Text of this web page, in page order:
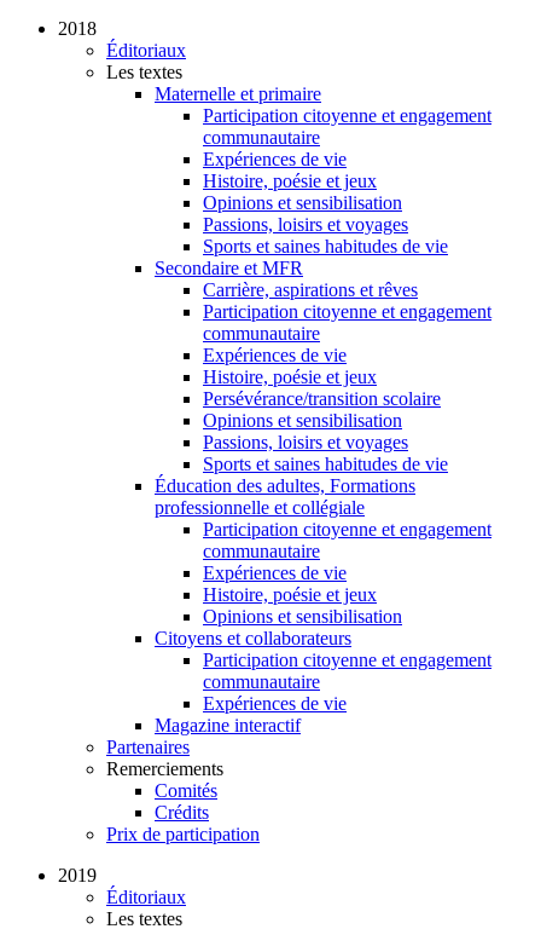
2018
Éditoriaux
Les textes
Maternelle et primaire
Participation citoyenne et engagement
communautaire
Expériences de vie
Histoire, poésie et jeux
Opinions et sensibilisation
Passions, loisirs et voyages
Sports et saines habitudes de vie
Secondaire et MFR
Carrière, aspirations et rêves
Participation citoyenne et engagement
communautaire
Expériences de vie
Histoire, poésie et jeux
Persévérance/transition scolaire
Opinions et sensibilisation
Passions, loisirs et voyages
Sports et saines habitudes de vie
Éducation des adultes, Formations
professionnelle et collégiale
Participation citoyenne et engagement
communautaire
Expériences de vie
Histoire, poésie et jeux
Opinions et sensibilisation
Citoyens et collaborateurs
Participation citoyenne et engagement
communautaire
Expériences de vie
Magazine interactif
Partenaires
Remerciements
Comités
Crédits
Prix de participation
2019
Éditoriaux
Les textes